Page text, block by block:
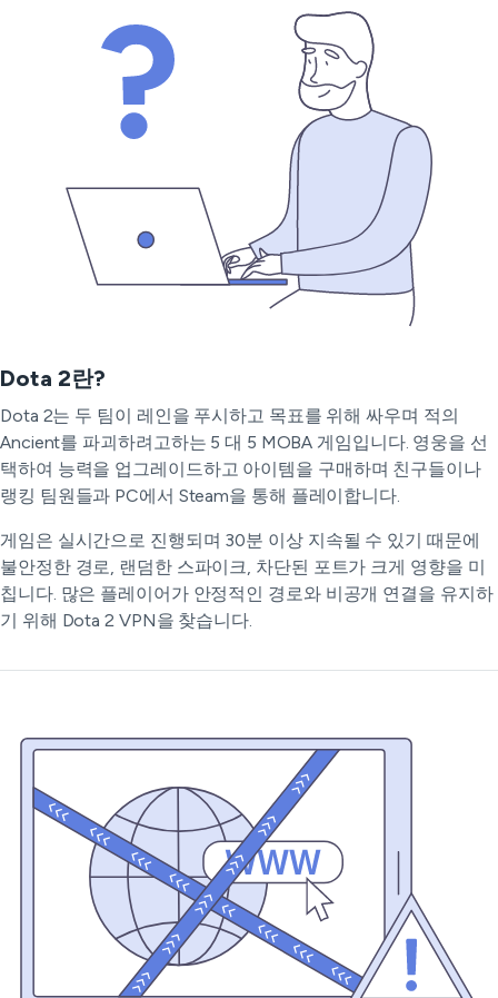
Dota 2란?
Dota 2는 두 팀이 레인을 푸시하고 목표를 위해 싸우며 적의
Ancient를 파괴하려고하는 5 대 5 MOBA 게임입니다. 영웅을 선
택하여 능력을 업그레이드하고 아이템을 구매하며 친구들이나
랭킹 팀원들과 PC에서 Steam을 통해 플레이합니다.
게임은 실시간으로 진행되며 30분 이상 지속될 수 있기 때문에
불안정한 경로, 랜덤한 스파이크, 차단된 포트가 크게 영향을 미
칩니다. 많은 플레이어가 안정적인 경로와 비공개 연결을 유지하
기 위해 Dota 2 VPN을 찾습니다.